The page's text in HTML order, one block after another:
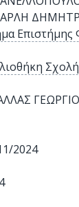
Επιστήμης
2024